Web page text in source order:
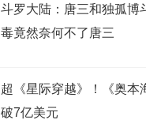
斗罗大陆：唐三和独孤博
毒竟然奈何不了唐三
超《星际穿越》！《奥本
破7亿美元